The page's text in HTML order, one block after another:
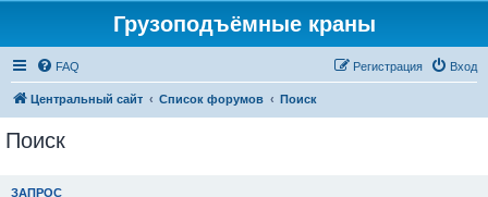
Грузоподъёмные краны
FAQ Вход
Регистрация
Центральный сайт Список форумов Поиск
Поиск
ЗАПРОС